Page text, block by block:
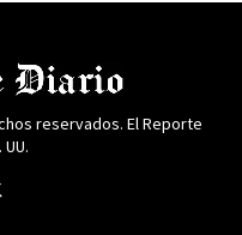
reservados. El Reporte